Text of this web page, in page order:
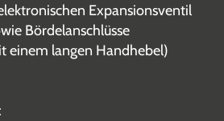
Expansionsventil
Bördelanschlüsse
einem langen Handhebel)